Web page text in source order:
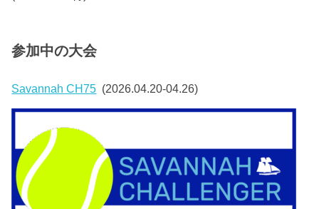
参加中の大会
Savannah CH75 (2026.04.20-04.26)